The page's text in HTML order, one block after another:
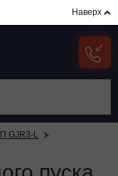
Наверх
GJR3-L